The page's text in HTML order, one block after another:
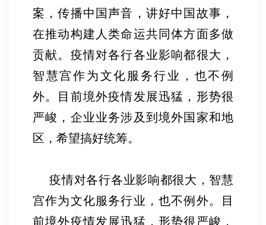
案，传播中国声音，讲好中国故事，
在推动构建人类命运共同体方面多做
贡献。疫情对各行各业影响都很大，
智慧宫作为文化服务行业，也不例
外。目前境外疫情发展迅猛，形势很
严峻，企业业务涉及到境外国家和地
区，希望搞好统筹。
疫情对各行各业影响都很大，智慧
宫作为文化服务行业，也不例外。目
前境外疫情发展迅猛，形势很严峻，